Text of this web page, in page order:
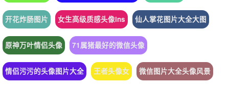
开花炸肠图片 女生高级质感头像ins 仙人掌花图片大全大图
原神万叶情侣头像 71属猪最好的微信头像
情侣污污的头像图片大全 王者头像女 微信图片大全头像风景